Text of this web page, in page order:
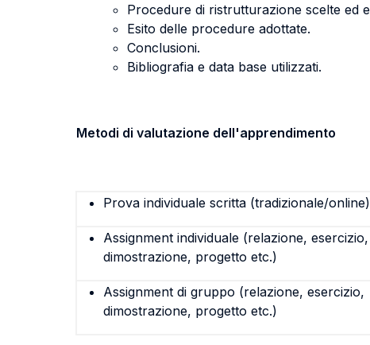
Procedure di ristrutturazione scelte ed
Esito delle procedure adottate.
Conclusioni.
Bibliografia e data base utilizzati.
Metodi di valutazione dell'apprendimento
Prova individuale scritta (tradizionale/online)
Assignment individuale (relazione, esercizio,
dimostrazione, progetto etc.)
Assignment di gruppo (relazione, esercizio,
dimostrazione, progetto etc.)